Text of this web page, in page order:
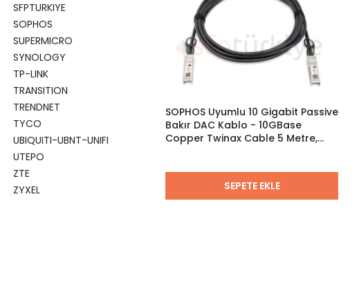
SFPTURKIYE
SOPHOS
SUPERMICRO
SYNOLOGY
TP-LINK
TRANSITION
TRENDNET
TYCO
UBIQUITI-UBNT-UNIFI
UTEPO
ZTE
ZYXEL
SOPHOS Uyumlu 10 Gigabit Passive
Bakır DAC Kablo - 10GBase
Copper Twinax Cable 5 Metre,
SEPETE EKLE